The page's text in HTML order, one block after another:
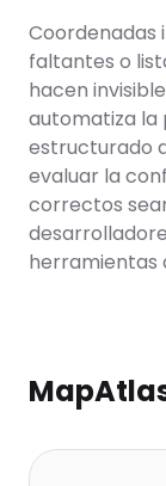
Coordenadas
faltantes o
hacen
automatiza la
estructurado
evaluar la
correctos
herramientas